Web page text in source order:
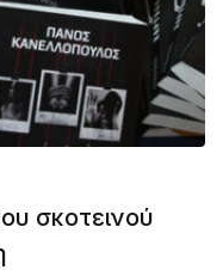
σκοτεινού